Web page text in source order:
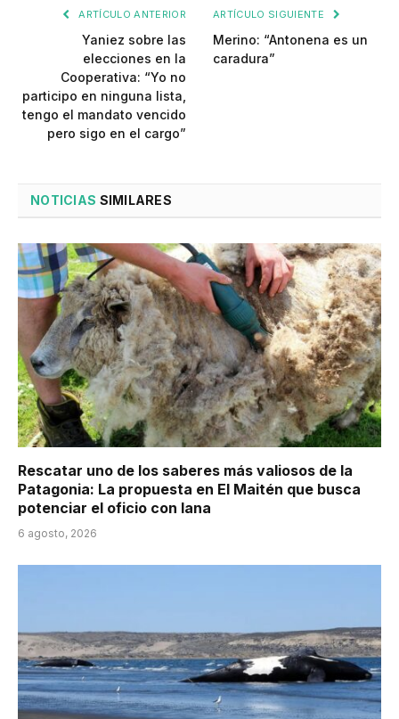
ARTÍCULO ANTERIOR
Yaniez sobre las
elecciones en la
Cooperativa: “Yo no
participo en ninguna lista,
tengo el mandato vencido
pero sigo en el cargo”
ARTÍCULO SIGUIENTE
Merino: “Antonena es un
caradura”
NOTICIAS SIMILARES
Rescatar uno de los saberes más valiosos de la
Patagonia: La propuesta en El Maitén que busca
potenciar el oficio con lana
6 agosto, 2026